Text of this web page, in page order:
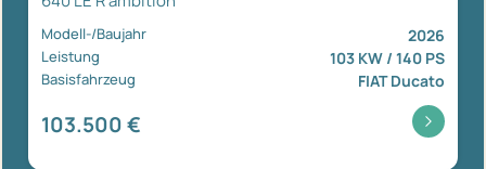
Modell-/Baujahr 2026
Leistung 103 KW / 140 PS
Basisfahrzeug FIAT Ducato
103.500 €